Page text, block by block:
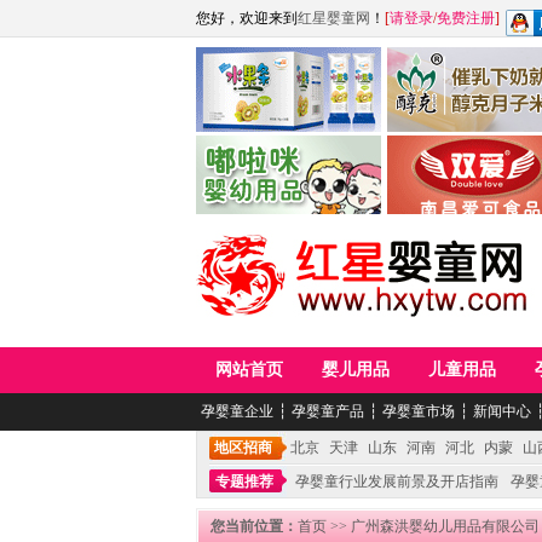
您好，欢迎来到 红星婴童网 ！ [请登录/免费注册]
江西麦嘟嘟食品有限公司
青岛嘟啦咪婴幼儿用品公司
江西醇之客月子米
网站首页 婴儿用品 儿童用品
孕婴童企业 ┆ 孕婴童产品 ┆ 孕婴童市场 ┆ 新闻中心
地区招商 北京 天津 山东 河南 河北 内蒙
山
专题推荐
孕婴童行业发展前景及开店指南 孕
您当前位置： 首页 >> 广州森洪婴幼儿用品有限公司